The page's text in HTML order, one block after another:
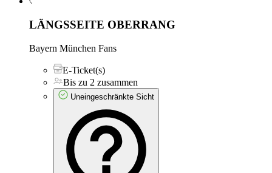
LÄNGSSEITE OBERRANG
Bayern München Fans
E-Ticket(s)
Bis zu 2 zusammen
Uneingeschränkte Sicht